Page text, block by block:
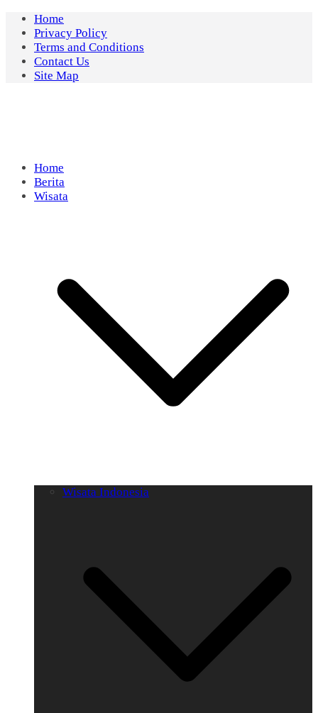
Skip
content
Home
Privacy Policy
Terms and Conditions
Contact Us
Site Map
Home
Berita
Wisata
Wisata Indonesia